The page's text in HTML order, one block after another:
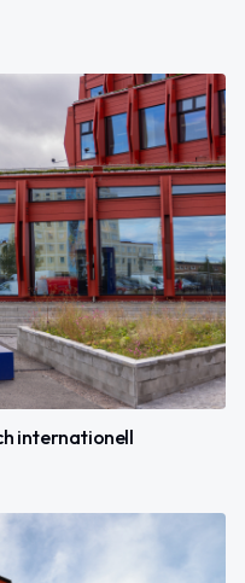
internationell